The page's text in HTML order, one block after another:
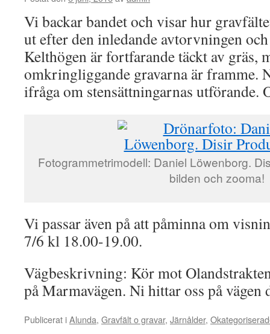
Vi backar bandet och visar hur
ut efter den inledande avtorvningen
Kelthögen är fortfarande täckt av gräs,
omkringliggande gravarna är framme.
ifråga om stensättningarnas utförande.
Fotogrammetrimodell: Daniel Löwenborg.
bilden och zooma!
Vi passar även på att påminna om
7/6 kl 18.00-19.00.
Vägbeskrivning: Kör mot
på Marmavägen. Ni hittar oss på vägen
Publicerat iAlunda, Gravfält o gravar, Järnålder,